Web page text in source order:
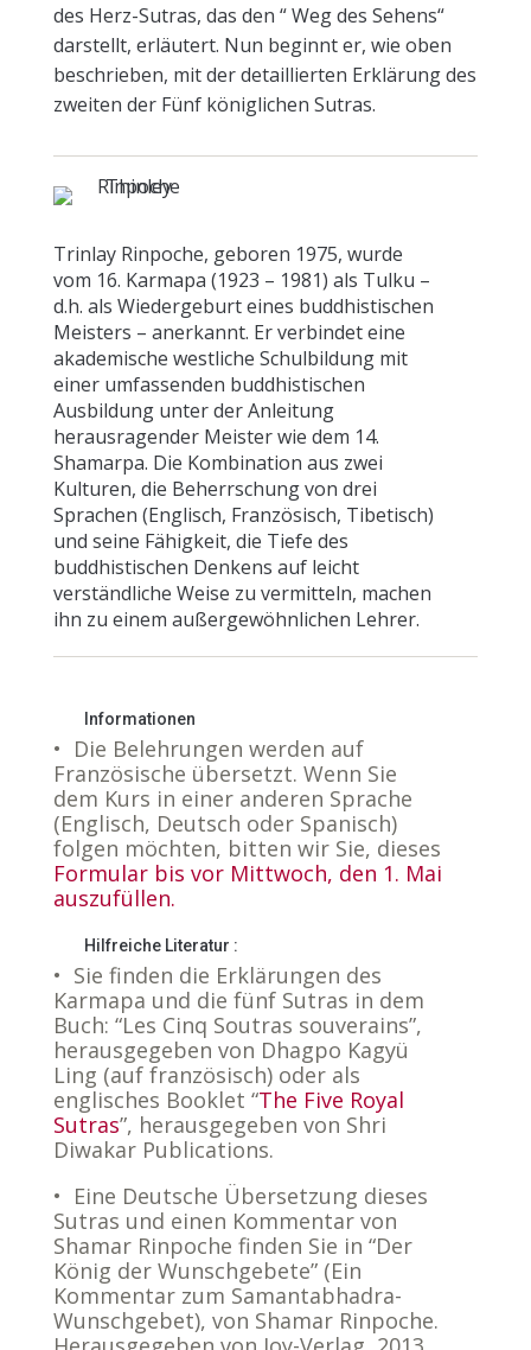
des Herz-Sutras, das den “ Weg des Sehens“
darstellt, erläutert. Nun beginnt er, wie oben
beschrieben, mit der detaillierten Erklärung des
zweiten der Fünf königlichen Sutras.
Trinlay Rinpoche, geboren 1975, wurde
vom 16. Karmapa (1923 – 1981) als Tulku –
d.h. als Wiedergeburt eines buddhistischen
Meisters – anerkannt. Er verbindet eine
akademische westliche Schulbildung mit
einer umfassenden buddhistischen
Ausbildung unter der Anleitung
herausragender Meister wie dem 14.
Shamarpa. Die Kombination aus zwei
Kulturen, die Beherrschung von drei
Sprachen (Englisch, Französisch, Tibetisch)
und seine Fähigkeit, die Tiefe des
buddhistischen Denkens auf leicht
verständliche Weise zu vermitteln, machen
ihn zu einem außergewöhnlichen Lehrer.
Informationen
• Die Belehrungen werden auf
Französische übersetzt. Wenn Sie
dem Kurs in einer anderen Sprache
(Englisch, Deutsch oder Spanisch)
folgen möchten, bitten wir Sie, dieses
Formular bis vor Mittwoch, den 1. Mai
auszufüllen.
Hilfreiche Literatur :
• Sie finden die Erklärungen des
Karmapa und die fünf Sutras in dem
Buch: “Les Cinq Soutras souverains”,
herausgegeben von Dhagpo Kagyü
Ling (auf französisch) oder als
englisches Booklet “The Five Royal
Sutras”, herausgegeben von Shri
Diwakar Publications.
• Eine Deutsche Übersetzung dieses
Sutras und einen Kommentar von
Shamar Rinpoche finden Sie in “Der
König der Wunschgebete” (Ein
Kommentar zum Samantabhadra-
Wunschgebet), von Shamar Rinpoche.